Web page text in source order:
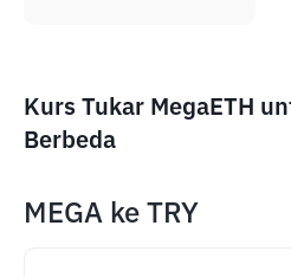
Kurs Tukar MegaETH
Berbeda
MEGA ke TRY